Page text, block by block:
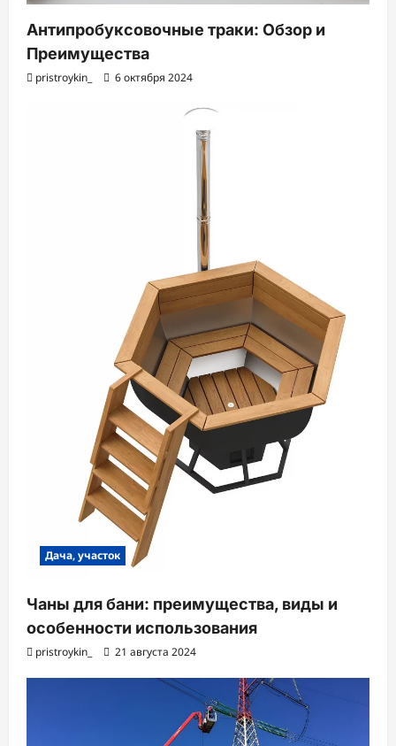
Антипробуксовочные траки: Обзор и
Преимущества
pristroykin_ 6 октября 2024
Дача, участок
Чаны для бани: преимущества, виды и
особенности использования
pristroykin_ 21 августа 2024